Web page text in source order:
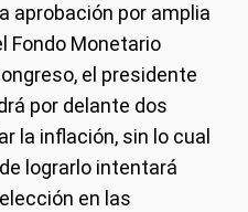
aprobación por amplia
Fondo Monetario
el presidente
por delante dos
la inflación, sin lo cual
lograrlo intentará
en las